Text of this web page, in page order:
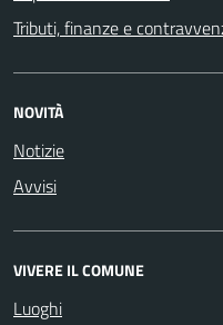
Tributi, finanze e
NOVITÀ
Notizie
Avvisi
VIVERE IL COMUNE
Luoghi